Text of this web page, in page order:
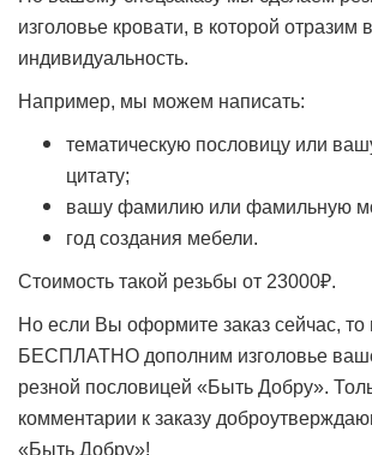
изголовье кровати, в которой отразим
индивидуальность.
Например, мы можем написать:
тематическую пословицу или
цитату;
вашу фамилию или фамильную
год создания мебели.
Стоимость такой резьбы от 23000₽.
Но если Вы оформите заказ сейчас,
БЕСПЛАТНО дополним изголовье
резной пословицей «Быть Добру».
комментарии к заказу
«Быть Добру»!